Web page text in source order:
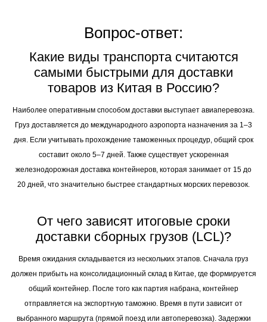
Вопрос-ответ:
Какие виды транспорта считаются
самыми быстрыми для доставки
товаров из Китая в Россию?
Наиболее оперативным способом доставки выступает авиаперевозка.
Груз доставляется до международного аэропорта назначения за 1–3
дня. Если учитывать прохождение таможенных процедур, общий срок
составит около 5–7 дней. Также существует ускоренная
железнодорожная доставка контейнеров, которая занимает от 15 до
20 дней, что значительно быстрее стандартных морских перевозок.
От чего зависят итоговые сроки
доставки сборных грузов (LCL)?
Время ожидания складывается из нескольких этапов. Сначала груз
должен прибыть на консолидационный склад в Китае, где формируется
общий контейнер. После того как партия набрана, контейнер
отправляется на экспортную таможню. Время в пути зависит от
выбранного маршрута (прямой поезд или автоперевозка). Задержки